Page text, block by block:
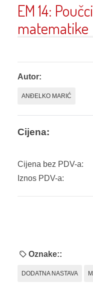
EM 14:
matematike
Autor:
ANĐELKO MARIĆ
Cijena:
Cijena bez PDV-a:
Iznos PDV-a:
Oznake::
DODATNA NASTAVA